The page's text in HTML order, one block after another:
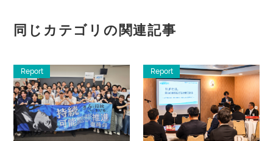
同じカテゴリの関連記事
Report Report